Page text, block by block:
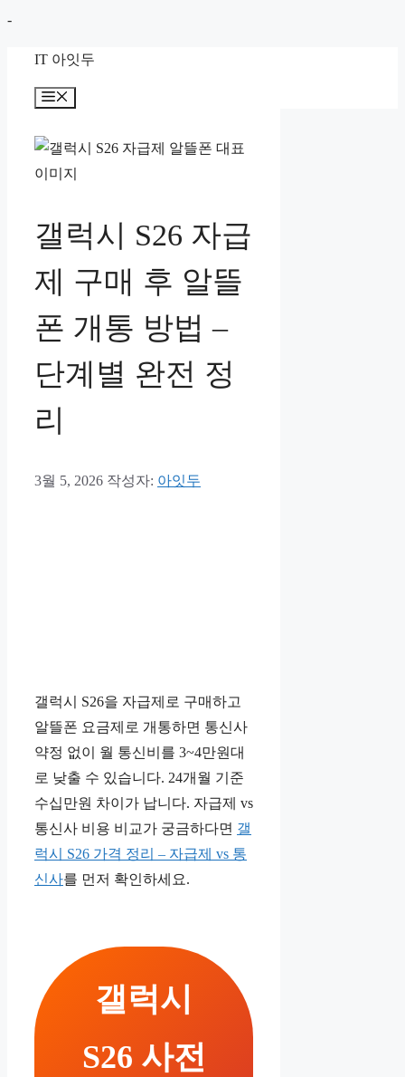
-컨
IT 아잇두
뉴
갤럭시 S26 자급
제 구매 후 알뜰
폰 개통 방법 –
단계별 완전 정
리
3월 5, 2026 작성자: 아잇두
갤럭시 S26을 자급제로 구매하고
알뜰폰 요금제로 개통하면 통신사
약정 없이 월 통신비를 3~4만원대
로 낮출 수 있습니다. 24개월 기준
수십만원 차이가 납니다. 자급제 vs
통신사 비용 비교가 궁금하다면 갤
럭시 S26 가격 정리 – 자급제 vs 통
신사를 먼저 확인하세요.
갤럭시
S26 사전